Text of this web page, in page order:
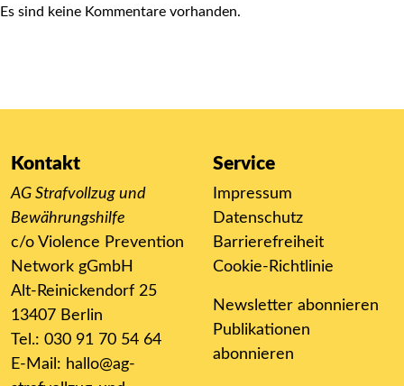
Es sind keine Kommentare vorhanden.
Kontakt
AG Strafvollzug und
Bewährungshilfe
c/o Violence Prevention
Network gGmbH
Alt-Reinickendorf 25
13407 Berlin
Tel.: 030 91 70 54 64
E-Mail: hallo@ag-
Service
Impressum
Datenschutz
Barrierefreiheit
Cookie-Richtlinie
Newsletter abonnieren
Publikationen
abonnieren